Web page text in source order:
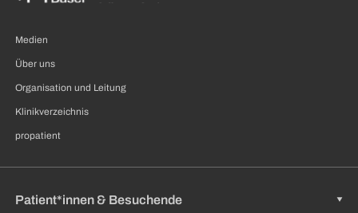
Medien
Über uns
Organisation und Leitung
Klinikverzeichnis
propatient
Patient*innen & Besuchende